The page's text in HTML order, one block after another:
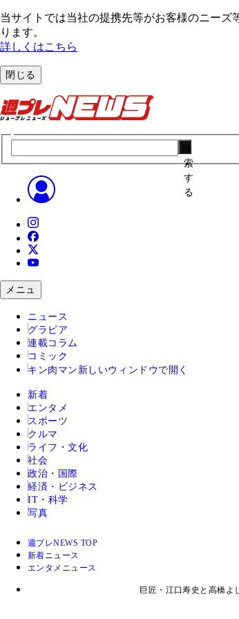
当サイトでは当社の提携先等がお客様のニーズ
ります。
詳しくはこちら
閉じる
索
す
る
メニュ
ニュース
グラビア
連載コラム
コミック
キン肉マン 新しいウィンドウで開く
新着
エンタメ
スポーツ
クルマ
ライフ・文化
社会
政治・国際
経済・ビジネス
IT・科学
写真
週プレNEWS TOP
新着ニュース
エンタメニュース
巨匠・江口寿史と高橋よ